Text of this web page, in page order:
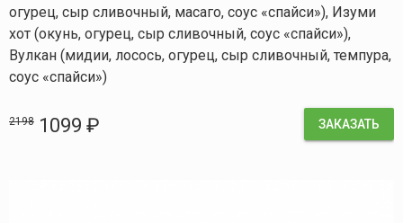
огурец, сыр сливочный, масаго, соус «спайси»), Изуми
хот (окунь, огурец, сыр сливочный, соус «спайси»),
Вулкан (мидии, лосось, огурец, сыр сливочный, темпура,
соус «спайси»)
2198 1099 ₽ ЗАКАЗАТЬ